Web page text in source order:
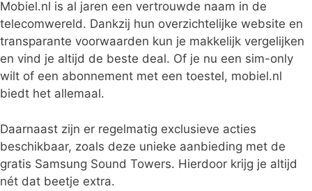
Mobiel.nl is al jaren een vertrouwde naam in de
telecomwereld. Dankzij hun overzichtelijke website en
transparante voorwaarden kun je makkelijk vergelijken
en vind je altijd de beste deal. Of je nu een sim-only
wilt of een abonnement met een toestel, mobiel.nl
biedt het allemaal.
Daarnaast zijn er regelmatig exclusieve acties
beschikbaar, zoals deze unieke aanbieding met de
gratis Samsung Sound Towers. Hierdoor krijg je altijd
nét dat beetje extra.